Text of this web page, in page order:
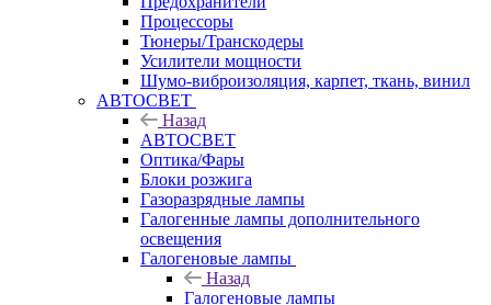
Процессоры
Тюнеры/Транскодеры
Усилители мощности
Шумо-виброизоляция, карпет, ткань, винил
АВТОСВЕТ
Назад
АВТОСВЕТ
Оптика/Фары
Блоки розжига
Газоразрядные лампы
Галогенные лампы дополнительного
освещения
Галогеновые лампы
Назад
Галогеновые лампы